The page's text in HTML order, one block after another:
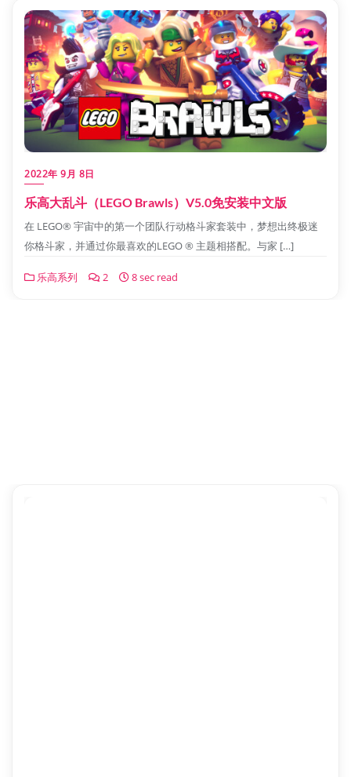
2022年 9月 8日
乐高大乱斗（LEGO Brawls）V5.0免安装中文版
在 LEGO® 宇宙中的第一个团队行动格斗家套装中，梦想出终极迷
你格斗家，并通过你最喜欢的LEGO ® 主题相搭配。与家 […]
乐高系列 2 8 sec read